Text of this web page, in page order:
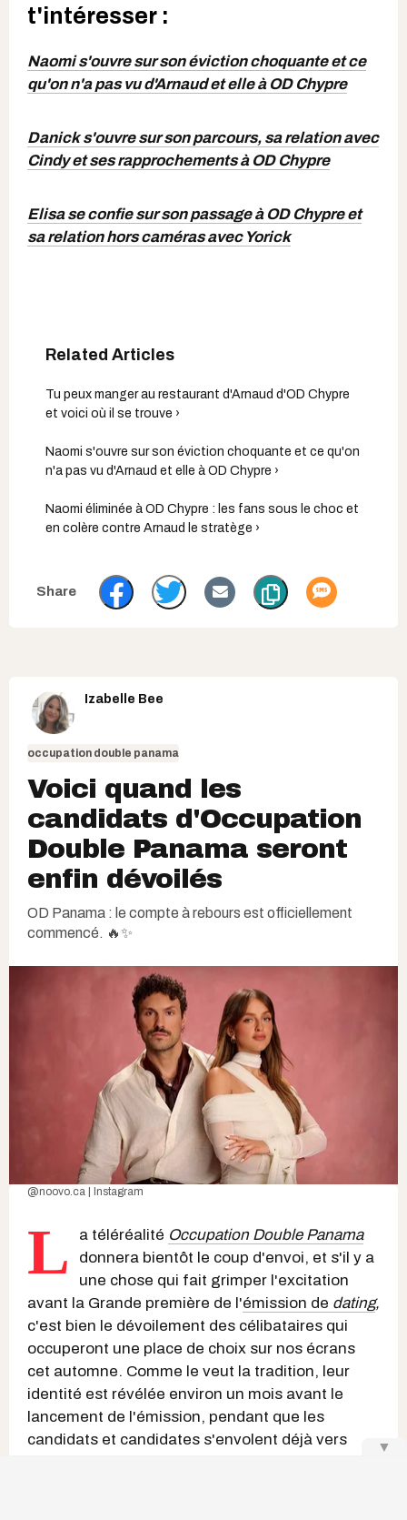
t'intéresser :
Naomi s'ouvre sur son éviction choquante et ce
qu'on n'a pas vu d'Arnaud et elle à OD Chypre
Danick s'ouvre sur son parcours, sa relation avec
Cindy et ses rapprochements à OD Chypre
Elisa se confie sur son passage à OD Chypre et
sa relation hors caméras avec Yorick
Tu peux manger au restaurant d'Arnaud d'OD Chypre
et voici où il se trouve ›
Naomi s'ouvre sur son éviction choquante et ce qu'on
n'a pas vu d'Arnaud et elle à OD Chypre ›
Naomi éliminée à OD Chypre : les fans sous le choc et
en colère contre Arnaud le stratège ›
Izabelle Bee
occupation double panama
Voici quand les
candidats d'Occupation
Double Panama seront
enfin dévoilés
OD Panama : le compte à rebours est officiellement
commencé. 🔥✨
@noovo.ca | Instagram
L a téléréalité Occupation Double Panama
donnera bientôt le coup d'envoi, et s'il y a
une chose qui fait grimper l'excitation
avant la Grande première de l'émission de dating,
c'est bien le dévoilement des célibataires qui
occuperont une place de choix sur nos écrans
cet automne. Comme le veut la tradition, leur
identité est révélée environ un mois avant le
lancement de l'émission, pendant que les
candidats et candidates s'envolent déjà vers
▼